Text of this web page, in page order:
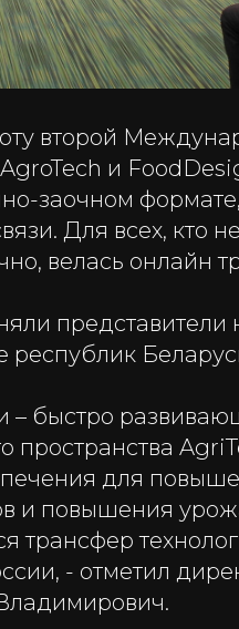
второй
и
заочном
Для всех, кто
велась онлайн
представители
– быстро
пространства
для
и повышения
трансфер
- отметил